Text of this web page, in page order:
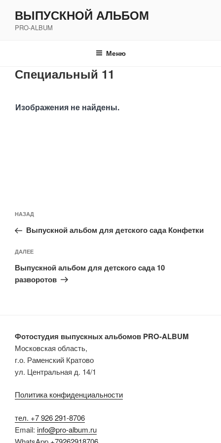
содержимому
ВЫПУСКНОЙ АЛЬБОМ
PRO-ALBUM
Меню
Специальный 11
Изображения не найдены.
по
записям
Предыдущая
запись:
НАЗАД
Выпускной альбом для детского сада Конфетки
Следующая
запись
ДАЛЕЕ
Выпускной альбом для детского сада 10
разворотов
Фотостудия выпускных альбомов PRO-ALBUM
Московская область,
г.о. Раменский Кратово
ул. Центральная д. 14/1
Политика конфиденциальности
тел. +7 926 291-8706
Email: info@pro-album.ru